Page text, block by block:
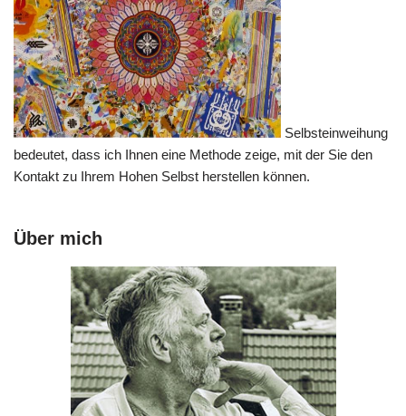
Selbsteinweihung
bedeutet, dass ich Ihnen eine Methode zeige, mit der Sie den
Kontakt zu Ihrem Hohen Selbst herstellen können.
Über mich